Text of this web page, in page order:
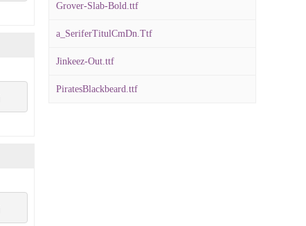
Grover-Slab-Bold.ttf
a_SeriferTitulCmDn.Ttf
Jinkeez-Out.ttf
PiratesBlackbeard.ttf